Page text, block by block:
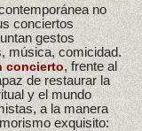
no
conciertos
gestos
música, comicidad.
concierto, frente al
de restaurar la
y el mundo
a la manera
exquisito: